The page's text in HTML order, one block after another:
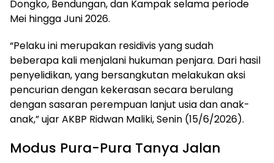
Dongko, Bendungan, dan Kampak selama periode
Mei hingga Juni 2026.
“Pelaku ini merupakan residivis yang sudah
beberapa kali menjalani hukuman penjara. Dari hasil
penyelidikan, yang bersangkutan melakukan aksi
pencurian dengan kekerasan secara berulang
dengan sasaran perempuan lanjut usia dan anak-
anak,” ujar AKBP Ridwan Maliki, Senin (15/6/2026).
Modus Pura-Pura Tanya Jalan